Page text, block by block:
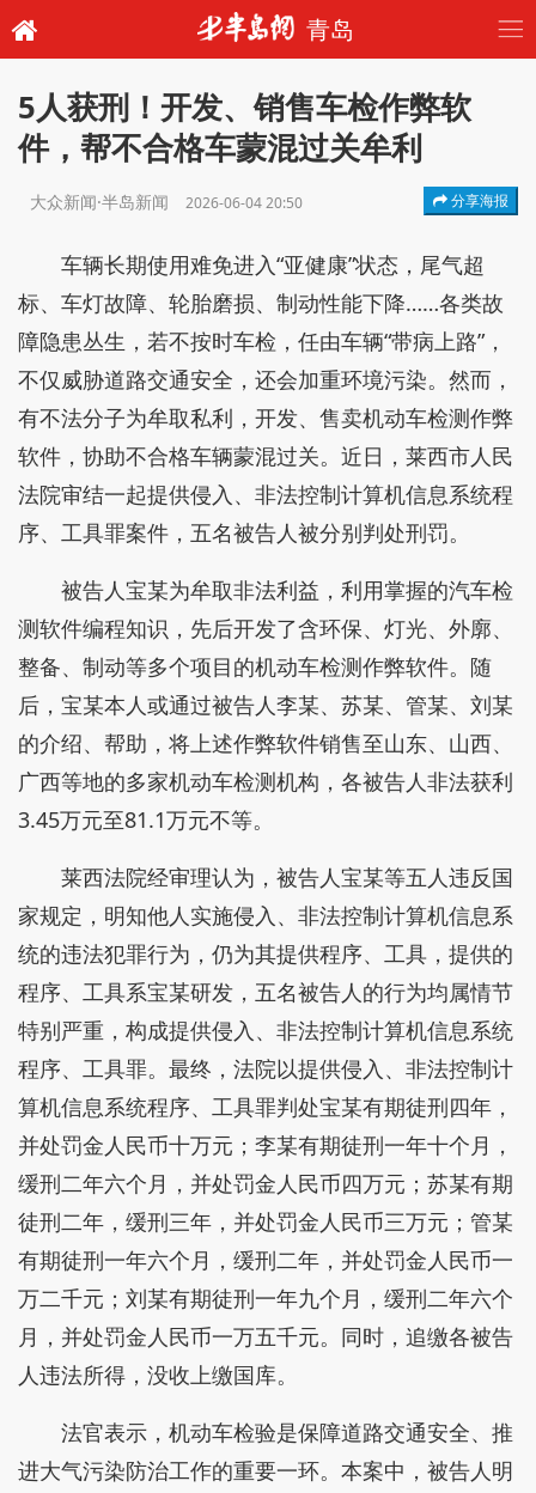
青岛
5人获刑！开发、销售车检作弊软
件，帮不合格车蒙混过关牟利
大众新闻·半岛新闻 2026-06-04 20:50 分享海报
车辆长期使用难免进入“亚健康”状态，尾气超
标、车灯故障、轮胎磨损、制动性能下降……各类故
障隐患丛生，若不按时车检，任由车辆“带病上路”，
不仅威胁道路交通安全，还会加重环境污染。然而，
有不法分子为牟取私利，开发、售卖机动车检测作弊
软件，协助不合格车辆蒙混过关。近日，莱西市人民
法院审结一起提供侵入、非法控制计算机信息系统程
序、工具罪案件，五名被告人被分别判处刑罚。
被告人宝某为牟取非法利益，利用掌握的汽车检
测软件编程知识，先后开发了含环保、灯光、外廓、
整备、制动等多个项目的机动车检测作弊软件。随
后，宝某本人或通过被告人李某、苏某、管某、刘某
的介绍、帮助，将上述作弊软件销售至山东、山西、
广西等地的多家机动车检测机构，各被告人非法获利
3.45万元至81.1万元不等。
莱西法院经审理认为，被告人宝某等五人违反国
家规定，明知他人实施侵入、非法控制计算机信息系
统的违法犯罪行为，仍为其提供程序、工具，提供的
程序、工具系宝某研发，五名被告人的行为均属情节
特别严重，构成提供侵入、非法控制计算机信息系统
程序、工具罪。最终，法院以提供侵入、非法控制计
算机信息系统程序、工具罪判处宝某有期徒刑四年，
并处罚金人民币十万元；李某有期徒刑一年十个月，
缓刑二年六个月，并处罚金人民币四万元；苏某有期
徒刑二年，缓刑三年，并处罚金人民币三万元；管某
有期徒刑一年六个月，缓刑二年，并处罚金人民币一
万二千元；刘某有期徒刑一年九个月，缓刑二年六个
月，并处罚金人民币一万五千元。同时，追缴各被告
人违法所得，没收上缴国库。
法官表示，机动车检验是保障道路交通安全、推
进大气污染防治工作的重要一环。本案中，被告人明